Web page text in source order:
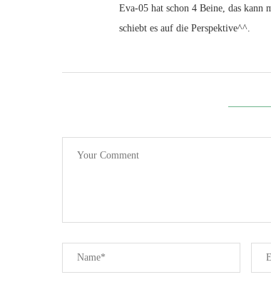
Eva-05 hat schon 4 Beine, das
schiebt es auf die Perspektive^^.